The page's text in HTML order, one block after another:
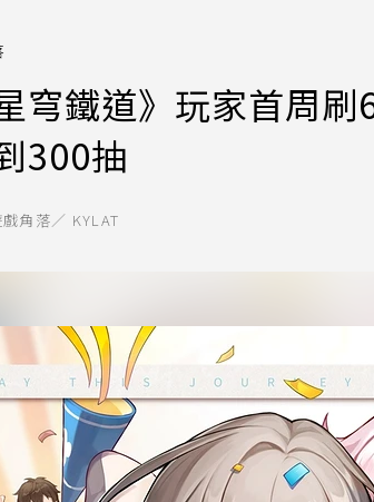
穹鐵道》玩家首周
300抽
戲角落／ KYLAT